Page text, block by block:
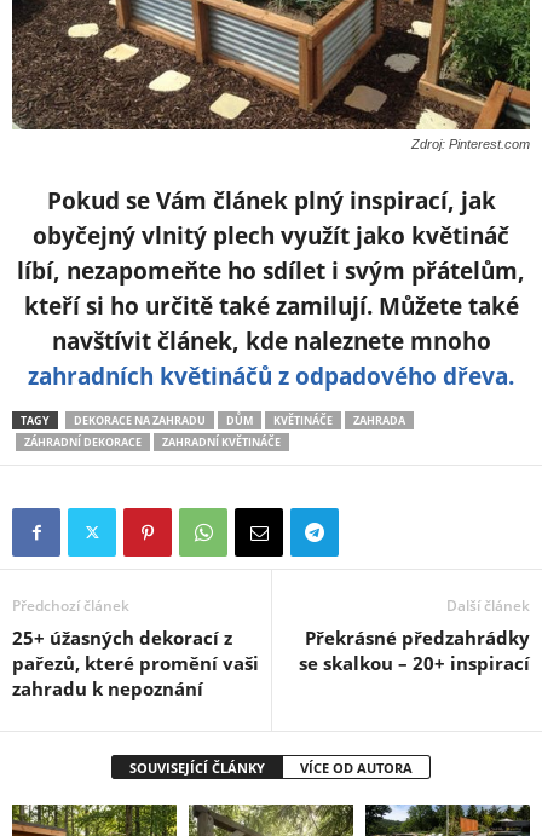
Zdroj: Pinterest.com
Pokud se Vám článek plný inspirací, jak
obyčejný vlnitý plech využít jako květináč
líbí, nezapomeňte ho sdílet i svým přátelům,
kteří si ho určitě také zamilují. Můžete také
navštívit článek, kde naleznete mnoho
zahradních květináčů z odpadového dřeva.
TAGY DEKORACE NA ZAHRADU DŮM KVĚTINÁČE
ZAHRADA
ZÁHRADNÍ DEKORACE
ZAHRADNÍ KVĚTINÁČE
Předchozí článek
25+ úžasných dekorací z
pařezů, které promění vaši
zahradu k nepoznání
Další článek
Překrásné předzahrádky
se skalkou – 20+ inspirací
SOUVISEJÍCÍ ČLÁNKY VÍCE OD AUTORA